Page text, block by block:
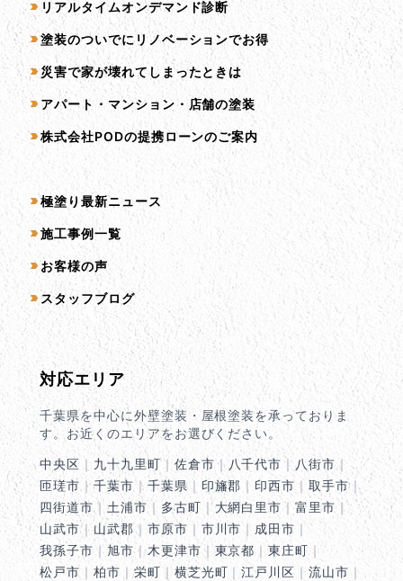
リアルタイムオンデマンド診断
塗装のついでにリノベーションでお得
災害で家が壊れてしまったときは
アパート・マンション・店舗の塗装
株式会社PODの提携ローンのご案内
コンテンツ一覧
極塗り最新ニュース
施工事例一覧
お客様の声
スタッフブログ
対応エリア
千葉県を中心に外壁塗装・屋根塗装を承っておりま
す。お近くのエリアをお選びください。
中央区 ｜ 九十九里町｜ 佐倉市 ｜ 八千代市 ｜八街市 ｜
匝瑳市 ｜千葉市 ｜ 千葉県 ｜ 印旛郡 ｜ 印西市 ｜取手市｜
四街道市｜ 土浦市 ｜ 多古町 ｜大網白里市 ｜富里市 ｜
山武市｜山武郡｜ 市原市 ｜ 市川市 ｜ 成田市 ｜
我孫子市 ｜ 旭市｜ 木更津市 ｜ 東京都 ｜東庄町 ｜
松戸市 ｜ 柏市 ｜ 栄町 ｜ 横芝光町 ｜江戸川区 ｜流山市 ｜